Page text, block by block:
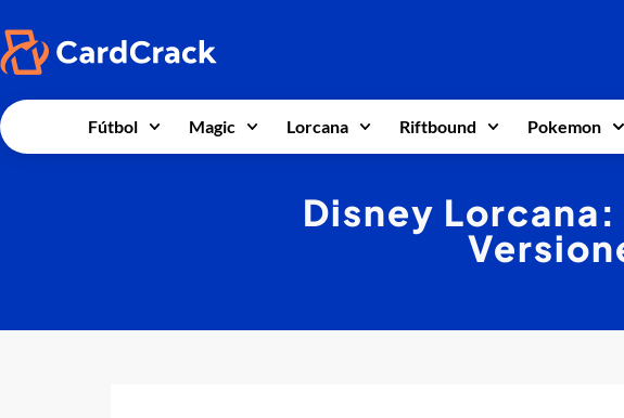
Fútbol Magic Lorcana Riftbound Pokemon
Disney